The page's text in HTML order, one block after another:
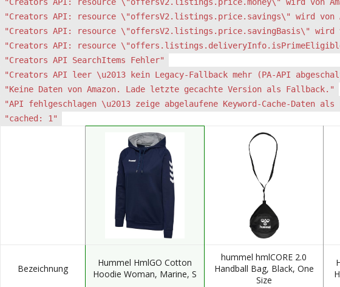
"Creators API: resource \"offersV2.listings.price.savings\" wird von
"Creators API: resource \"offersV2.listings.price.savingBasis\" wird
"Creators API: resource
"Creators API SearchItems Fehler"
"Creators API leer \u2013 kein Legacy-Fallback mehr (PA-API
"Keine Daten von Amazon. Lade letzte gecachte Version als Fallback."
"API fehlgeschlagen \u2013 zeige abgelaufene Keyword-Cache-Daten
"cached: 1"
Bezeichnung
Hummel HmlGO Cotton
Hoodie Woman, Marine, S
hummel hmlCORE 2.0
Handball Bag, Black, One
Size